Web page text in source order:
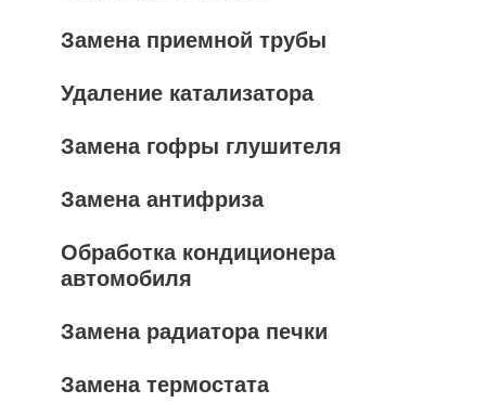
Замена приемной трубы
Удаление катализатора
Замена гофры глушителя
Замена антифриза
Обработка кондиционера
автомобиля
Замена радиатора печки
Замена термостата